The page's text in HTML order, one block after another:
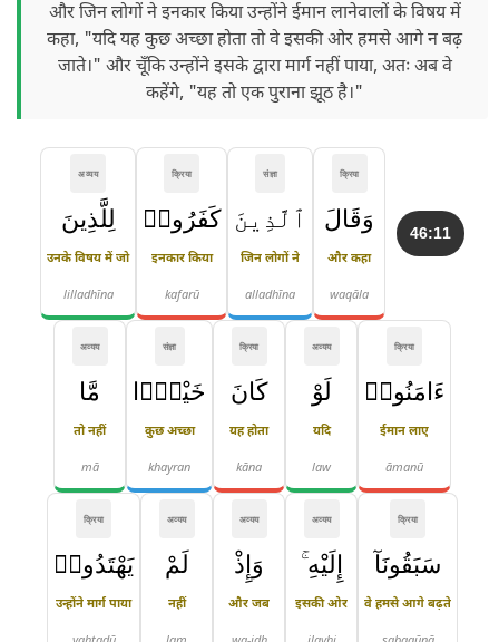
और जिन लोगों ने इनकार किया उन्होंने ईमान लानेवालों के विषय में
कहा, "यदि यह कुछ अच्छा होता तो वे इसकी ओर हमसे आगे न बढ़
जाते।" और चूँकि उन्होंने इसके द्वारा मार्ग नहीं पाया, अतः अब वे
कहेंगे, "यह तो एक पुराना झूठ है।"
46:11
क्रिया
وَقَالَ
और कहा
waqāla
संज्ञा
ٱلَّذِينَ
जिन लोगों ने
alladhīna
क्रिया
كَفَرُوا۟
इनकार किया
kafarū
अव्यय
لِلَّذِينَ
उनके विषय में जो
lilladhīna
क्रिया
ءَامَنُوا۟
ईमान लाए
āmanū
अव्यय
لَوْ
यदि
law
क्रिया
كَانَ
यह होता
kāna
संज्ञा
خَيْرًۭا
कुछ अच्छा
khayran
अव्यय
مَّا
तो नहीं
mā
क्रिया
سَبَقُونَآ
वे हमसे आगे बढ़ते
अव्यय
إِلَيْهِ ۚ
इसकी ओर
अव्यय
وَإِذْ
और जब
अव्यय
لَمْ
नहीं
क्रिया
يَهْتَدُوا۟
उन्होंने मार्ग पाया